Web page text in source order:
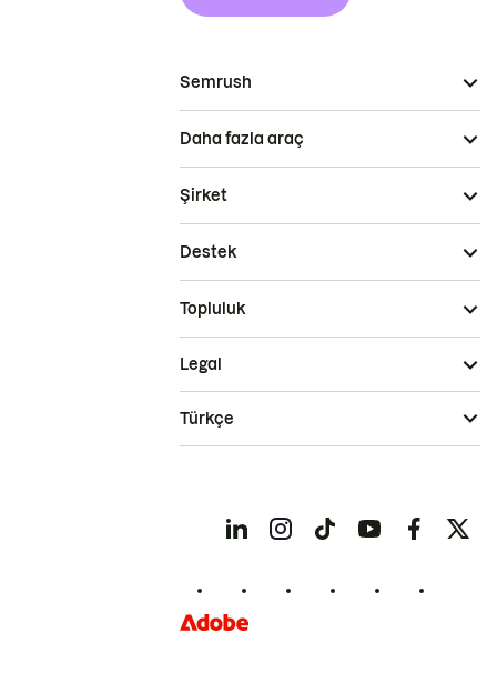
Semrush
Daha fazla araç
Şirket
Destek
Topluluk
Legal
Türkçe